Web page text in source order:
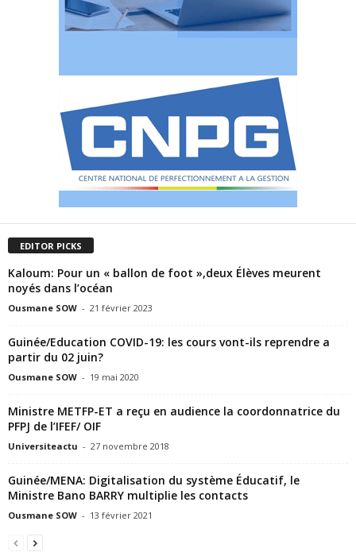
EDITOR PICKS
Kaloum: Pour un « ballon de foot »,deux Élèves meurent
noyés dans l’océan
Ousmane SOW - 21 février 2023
Guinée/Education COVID-19: les cours vont-ils reprendre a
partir du 02 juin?
Ousmane SOW - 19 mai 2020
Ministre METFP-ET a reçu en audience la coordonnatrice du
PFPJ de l’IFEF/ OIF
Universiteactu - 27 novembre 2018
Guinée/MENA: Digitalisation du système Éducatif, le
Ministre Bano BARRY multiplie les contacts
Ousmane SOW - 13 février 2021